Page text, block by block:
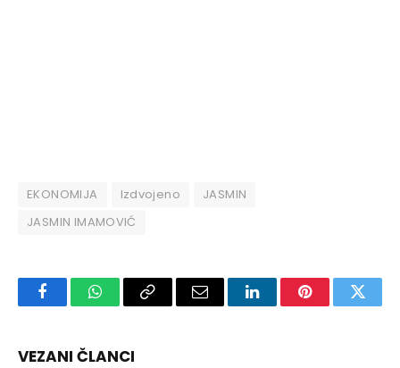
EKONOMIJA Izdvojeno
JASMIN
JASMIN IMAMOVIĆ
FacebookWhatsAppCopy
Email LinkedInPinterest
VEZANI ČLANCI